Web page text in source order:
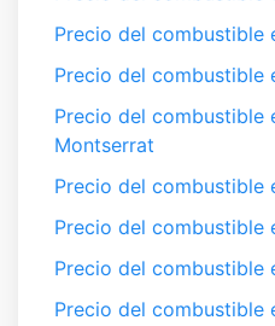
Precio del combustible
Precio del combustible
Precio del combustible
Montserrat
Precio del combustible
Precio del combustible
Precio del combustible
Precio del combustible